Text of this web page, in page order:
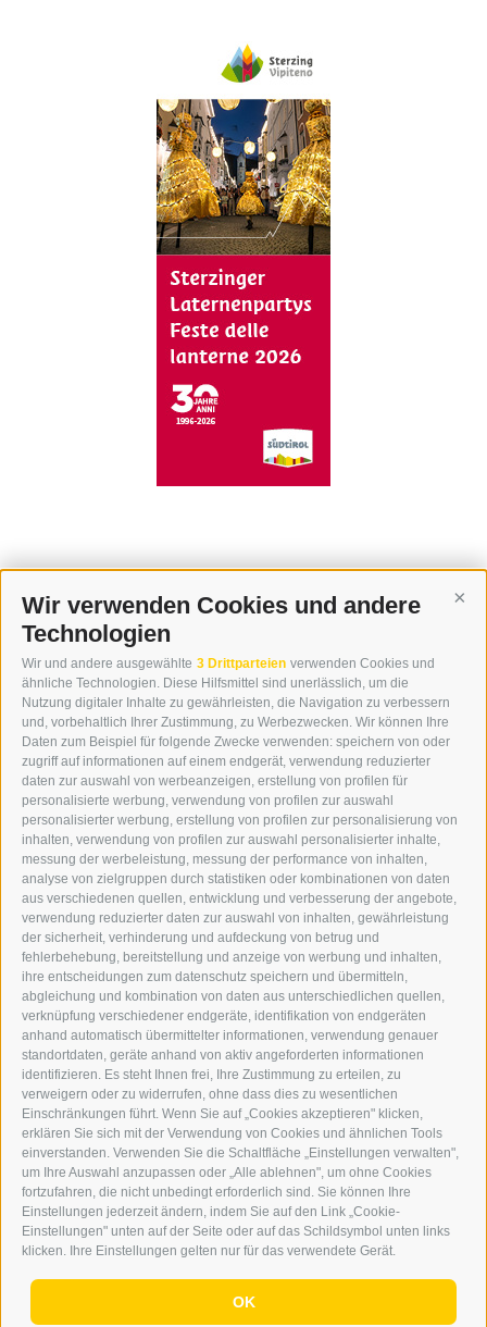
Wir verwenden Cookies und andere
Technologien
Wir und andere ausgewählte 3 Drittparteien verwenden Cookies und
ähnliche Technologien. Diese Hilfsmittel sind unerlässlich, um die
Nutzung digitaler Inhalte zu gewährleisten, die Navigation zu verbessern
und, vorbehaltlich Ihrer Zustimmung, zu Werbezwecken. Wir können Ihre
Daten zum Beispiel für folgende Zwecke verwenden: speichern von oder
zugriff auf informationen auf einem endgerät, verwendung reduzierter
daten zur auswahl von werbeanzeigen, erstellung von profilen für
personalisierte werbung, verwendung von profilen zur auswahl
personalisierter werbung, erstellung von profilen zur personalisierung von
inhalten, verwendung von profilen zur auswahl personalisierter inhalte,
messung der werbeleistung, messung der performance von inhalten,
analyse von zielgruppen durch statistiken oder kombinationen von daten
aus verschiedenen quellen, entwicklung und verbesserung der angebote,
verwendung reduzierter daten zur auswahl von inhalten, gewährleistung
der sicherheit, verhinderung und aufdeckung von betrug und
fehlerbehebung, bereitstellung und anzeige von werbung und inhalten,
ihre entscheidungen zum datenschutz speichern und übermitteln,
abgleichung und kombination von daten aus unterschiedlichen quellen,
verknüpfung verschiedener endgeräte, identifikation von endgeräten
anhand automatisch übermittelter informationen, verwendung genauer
standortdaten, geräte anhand von aktiv angeforderten informationen
identifizieren. Es steht Ihnen frei, Ihre Zustimmung zu erteilen, zu
verweigern oder zu widerrufen, ohne dass dies zu wesentlichen
Einschränkungen führt. Wenn Sie auf „Cookies akzeptieren" klicken,
erklären Sie sich mit der Verwendung von Cookies und ähnlichen Tools
einverstanden. Verwenden Sie die Schaltfläche „Einstellungen verwalten",
um Ihre Auswahl anzupassen oder „Alle ablehnen", um ohne Cookies
fortzufahren, die nicht unbedingt erforderlich sind. Sie können Ihre
Einstellungen jederzeit ändern, indem Sie auf den Link „Cookie-
Einstellungen" unten auf der Seite oder auf das Schildsymbol unten links
klicken. Ihre Einstellungen gelten nur für das verwendete Gerät.
OK
KONTAKT
WIPP-MEDIA GMBH
DER ERKER
NEUSTADT 20A
I-39049 STERZING
TEL.: +39 0472 766876
GRAFIK@DERERKER.IT
INFO@DERERKER.IT
BARBARA.FONTANA@DERERKER.IT
DER ERKER
WERBEN IM ERKER
ONLINE-WERBUNG
SEPA-DAUERAUFTRAG
REGELN LESERKOMMENTARE
ONLINE VOTING
SERVICE
VERANSTALTUNGSKALENDER
KLEINANZEIGER
NÜTZLICHE LINKS
WETTER
WEBCAM
VIDEOS
TRAUER